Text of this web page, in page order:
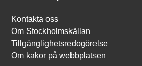
Kontakta oss
Om Stockholmskällan
Tillgänglighetsredogörelse
Om kakor på webbplatsen